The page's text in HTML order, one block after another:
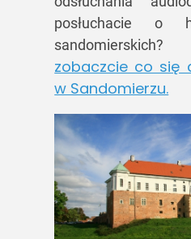
posłuchacie o
zobaczcie co się
w Sandomierzu.